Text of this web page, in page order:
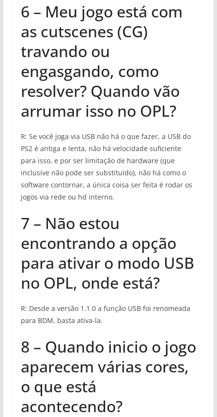
6 – Meu jogo está com
as cutscenes (CG)
travando ou
engasgando, como
resolver? Quando vão
arrumar isso no OPL?
R: Se você joga via USB não há o que fazer, a USB do
PS2 é antiga e lenta, não há velocidade suficiente
para isso, e por ser limitação de hardware (que
inclusive não pode ser substituído), não há como o
software contornar, a única coisa ser feita é rodar os
jogos via rede ou hd interno.
7 – Não estou
encontrando a opção
para ativar o modo USB
no OPL, onde está?
R: Desde a versão 1.1.0 a função USB foi renomeada
para BDM, basta ativa-la.
8 – Quando inicio o jogo
aparecem várias cores,
o que está
acontecendo?